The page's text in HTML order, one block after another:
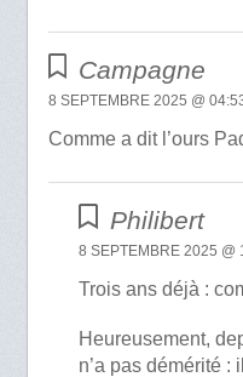
Campagne
8 SEPTEMBRE 2025 @
Comme a dit l’ours
Philibert
8 SEPTEMBRE 2025 @
Trois ans déjà :
Heureusement,
n’a pas démérité :